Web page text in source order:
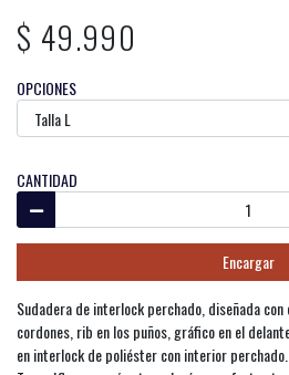
$ 49.990
OPCIONES
CANTIDAD
Encargar
Sudadera de interlock perchado, diseñada
cordones, rib en los puños, gráfico en el
en interlock de poliéster con interior